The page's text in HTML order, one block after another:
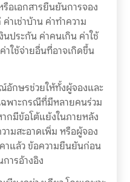
อเอกสารยืนยันการจอง
าเช่าบ้าน ค่าทำความ
นประกัน ค่าคนเกิน ค่าใช้
าใช้จ่ายอื่นที่อาจเกิดขึ้น
อักษรช่วยให้ทั้งผู้จองและ
ฉพาะกรณีที่มีหลายคนร่วม
กมีข้อโต้แย้งในภายหลัง
ามสะอาดเพิ่ม หรือผู้จอง
คาแล้ว ข้อความยืนยันก่อน
ารอ้างอิง